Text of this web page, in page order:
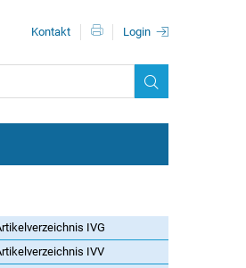
Metanavigationn
Kontakt Login
IVG
IVV